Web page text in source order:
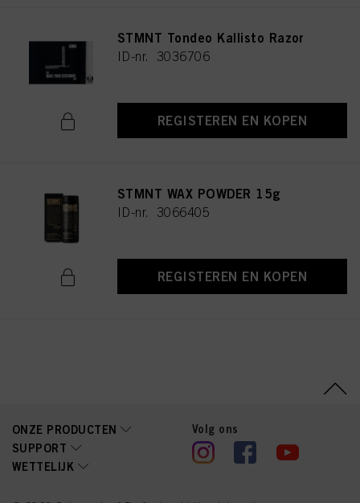
STMNT Tondeo Kallisto Razor
ID-nr. 3036706
REGISTEREN EN KOPEN
STMNT WAX POWDER 15g
ID-nr. 3066405
REGISTEREN EN KOPEN
ONZE PRODUCTEN
SUPPORT
WETTELIJK
Volg ons